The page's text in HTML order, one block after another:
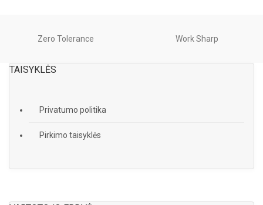
Zero Tolerance Work Sharp
TAISYKLĖS
Privatumo politika
Pirkimo taisyklės